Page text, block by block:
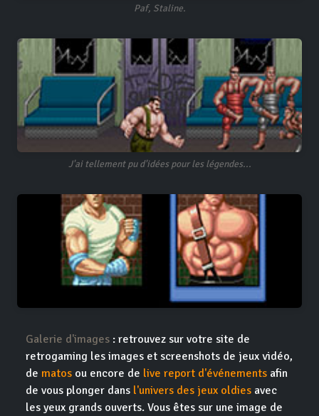
Paf, Staline.
J'ai tellement pu d'idées pour les légendes...
Galerie d'images : retrouvez sur votre site de
retrogaming les images et screenshots de jeux vidéo,
de matos ou encore de live report d'événements afin
de vous plonger dans l'univers des jeux oldies avec
les yeux grands ouverts. Vous êtes sur une image de